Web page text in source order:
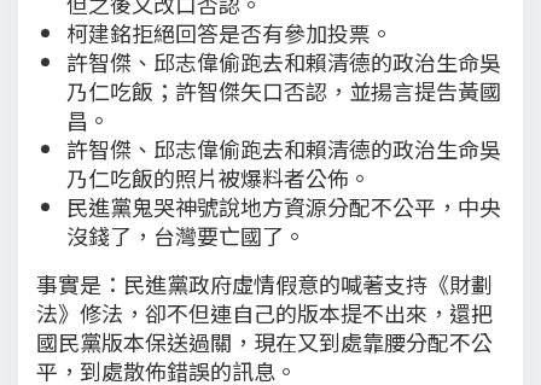
柯建銘拒絕回答是否有參加投票。
許智傑、邱志偉偷跑去和賴清德的政治生命吳
乃仁吃飯；許智傑矢口否認，並揚言提告黃國
昌。
許智傑、邱志偉偷跑去和賴清德的政治生命吳
乃仁吃飯的照片被爆料者公佈。
民進黨鬼哭神號說地方資源分配不公平，中央
沒錢了，台灣要亡國了。
事實是：民進黨政府虛情假意的喊著支持《財劃
法》修法，卻不但連自己的版本提不出來，還把
國民黨版本保送過關，現在又到處靠腰分配不公
平，到處散佈錯誤的訊息。